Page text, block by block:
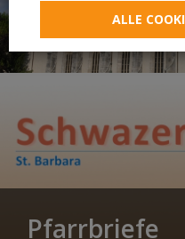
Pfarrbriefe
ALLE